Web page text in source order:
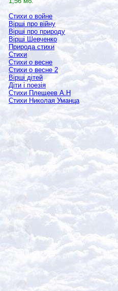
Стихи о войне
Вірші про війну
Вірші про природу
Вірші Шевченко
Природа стихи
Стихи
Стихи о весне
Стихи о весне 2
Вірші дітей
Діти і поезія
Стихи Плещеев А.Н
Стихи Николая Уманца